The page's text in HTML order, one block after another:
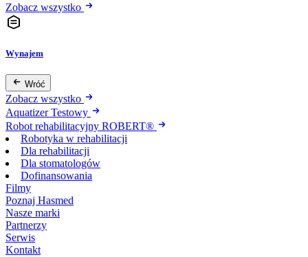
Zobacz wszystko
Wynajem
Wróć
Zobacz wszystko
Aquatizer Testowy
Robot rehabilitacyjny ROBERT®
Robotyka w rehabilitacji
Dla rehabilitacji
Dla stomatologów
Dofinansowania
Filmy
Poznaj Hasmed
Nasze marki
Partnerzy
Serwis
Kontakt